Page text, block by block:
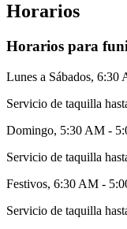
Horarios
Horarios para
Lunes a Sábados, 6:30
Servicio de taquilla
Domingo, 5:30 AM -
Servicio de taquilla
Festivos, 6:30 AM -
Servicio de taquilla